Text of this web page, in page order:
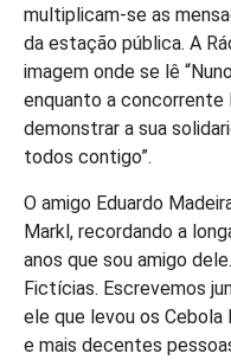
multiplicam-se as
da estação pública. A
imagem onde se lê
enquanto a
demonstrar a sua
todos contigo”.
O amigo Eduardo
Markl, recordando a
anos que sou amigo
Fictícias. Escrevemos
ele que levou os Cebola
e mais decentes